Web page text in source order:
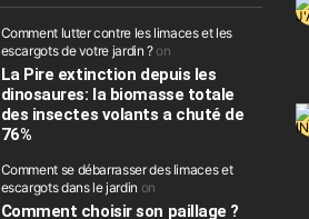
Comment lutter contre les limaces et les
escargots de votre jardin ?on
La Pire extinction depuis les
dinosaures: la biomasse totale
des insectes volants a chuté de
76%
Comment se débarrasser des limaces et
escargots dans le jardin on
Comment choisir son paillage ?